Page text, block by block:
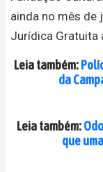
ainda no mês de
Jurídica Gratuita
Leia também:
da
Leia também:
que